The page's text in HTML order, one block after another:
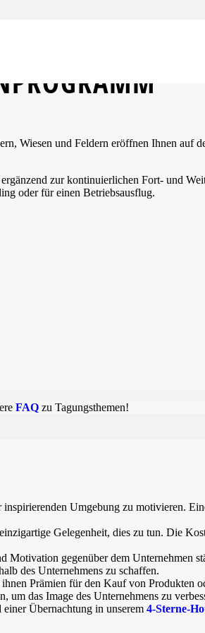
Wiesen und Feldern eröffnen Ihnen auf
zur kontinuierlichen Fort- und
oder für einen Betriebsausflug.
FAQ zu Tagungsthemen!
Umgebung zu motivieren.
Gelegenheit, dies zu tun. Die
gegenüber dem Unternehmen
des Unternehmens zu schaffen.
Prämien für den Kauf von Produkten
das Image des Unternehmens zu
Übernachtung in unserem 4-Sterne-